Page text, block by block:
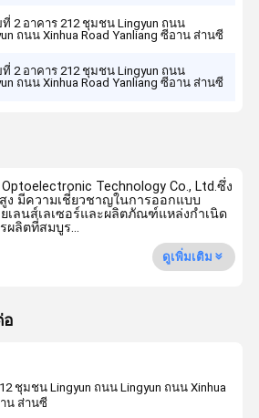
2 อาคาร 212 ชุมชน Lingyun ถนน
ถนน Xinhua Road Yanliang ซีอาน ส่านซี
2 อาคาร 212 ชุมชน Lingyun ถนน
ถนน Xinhua Road Yanliang ซีอาน ส่านซี
Technology Co., Ltd.ซึ่ง
ง มีความเชี่ยวชาญในการออกแบบ
ลนส์เลเซอร์และผลิตภัณฑ์แหล่งกำเนิด
ผลิตที่สมบูร...
ดูเพิ่มเติม
อ
ชุมชน Lingyun ถนน Lingyun ถนน Xinhua
น ส่านซี